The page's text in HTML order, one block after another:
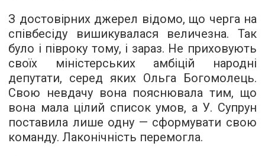
З достовірних джерел відомо, що черга на
співбесіду вишикувалася величезна. Так
було і півроку тому, і зараз. Не приховують
своїх міністерських амбіцій народні
депутати, серед яких Ольга Богомолець.
Свою невдачу вона пояснювала тим, що
вона мала цілий список умов, а У. Супрун
поставила лише одну — сформувати свою
команду. Лаконічність перемогла.